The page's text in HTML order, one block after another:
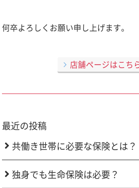
何卒よろしくお願い申し上げます。
店舗ページはこち
最近の投稿
共働き世帯に必要な保険とは？
独身でも生命保険は必要？